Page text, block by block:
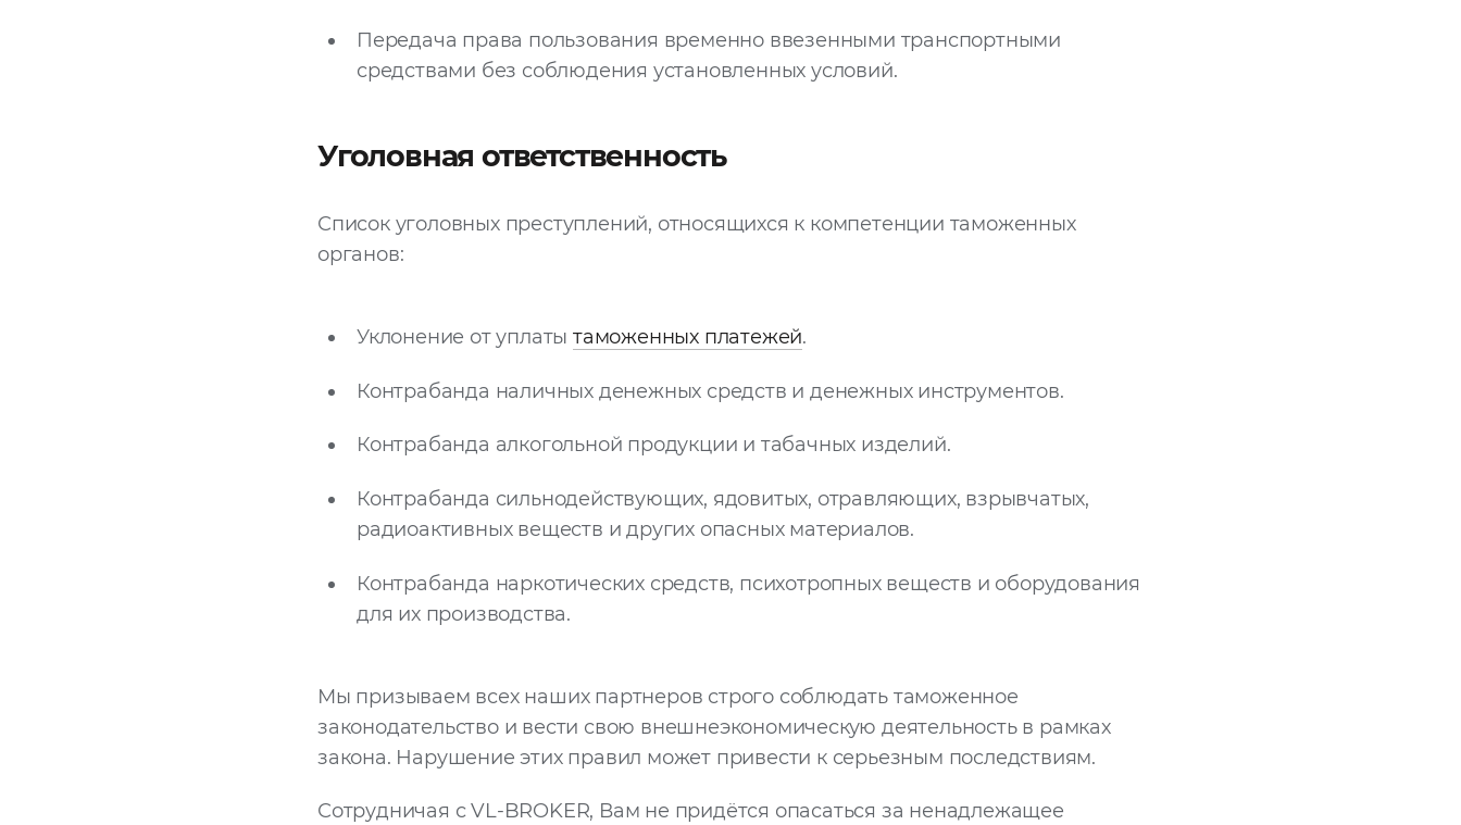
Передача права пользования временно ввезенными транспортными
средствами без соблюдения установленных условий.
Уголовная ответственность
Список уголовных преступлений, относящихся к компетенции таможенных
органов:
Уклонение от уплатытаможенных платежей.
Контрабанда наличных денежных средств и денежных инструментов.
Контрабанда алкогольной продукции и табачных изделий.
Контрабанда сильнодействующих, ядовитых, отравляющих, взрывчатых,
радиоактивных веществ и других опасных материалов.
Контрабанда наркотических средств, психотропных веществ и оборудования
для их производства.
Мы призываем всех наших партнеров строго соблюдать таможенное
законодательство и вести свою внешнеэкономическую деятельность в рамках
закона. Нарушение этих правил может привести к серьезным последствиям.
Сотрудничая с VL-BROKER, Вам не придётся опасаться за ненадлежащее